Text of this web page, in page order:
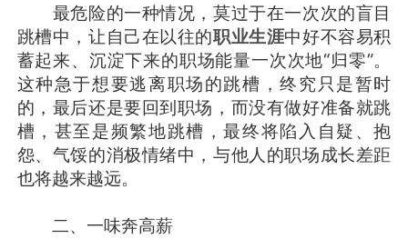
最危险的一种情况，莫过于在一次次的盲目
跳槽中，让自己在以往的职业生涯中好不容易积
蓄起来、沉淀下来的职场能量一次次地“归零”。
这种急于想要逃离职场的跳槽，终究只是暂时
的，最后还是要回到职场，而没有做好准备就跳
槽，甚至是频繁地跳槽，最终将陷入自疑、抱
怨、气馁的消极情绪中，与他人的职场成长差距
也将越来越远。
二、一味奔高薪